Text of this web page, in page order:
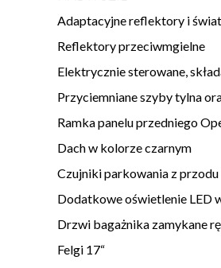
Adaptacyjne reflektory i
Reflektory przeciwmgielne
Elektrycznie sterowane,
Przyciemniane szyby tylna
Ramka panelu przedniego
Dach w kolorze czarnym
Czujniki parkowania z przodu
Dodatkowe oświetlenie LED
Drzwi bagażnika zamykane
Felgi 17“